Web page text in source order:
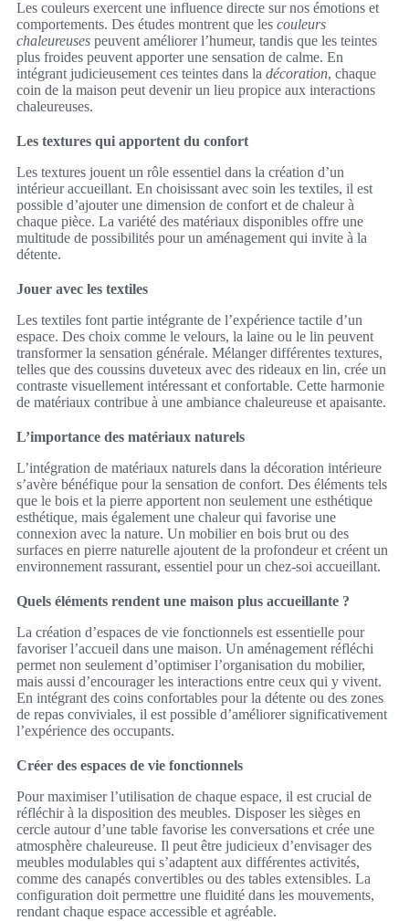
Les couleurs exercent une influence directe sur nos émotions et
comportements. Des études montrent que les couleurs
chaleureuses peuvent améliorer l’humeur, tandis que les teintes
plus froides peuvent apporter une sensation de calme. En
intégrant judicieusement ces teintes dans la décoration, chaque
coin de la maison peut devenir un lieu propice aux interactions
chaleureuses.
Les textures qui apportent du confort
Les textures jouent un rôle essentiel dans la création d’un
intérieur accueillant. En choisissant avec soin les textiles, il est
possible d’ajouter une dimension de confort et de chaleur à
chaque pièce. La variété des matériaux disponibles offre une
multitude de possibilités pour un aménagement qui invite à la
détente.
Jouer avec les textiles
Les textiles font partie intégrante de l’expérience tactile d’un
espace. Des choix comme le velours, la laine ou le lin peuvent
transformer la sensation générale. Mélanger différentes textures,
telles que des coussins duveteux avec des rideaux en lin, crée un
contraste visuellement intéressant et confortable. Cette harmonie
de matériaux contribue à une ambiance chaleureuse et apaisante.
L’importance des matériaux naturels
L’intégration de matériaux naturels dans la décoration intérieure
s’avère bénéfique pour la sensation de confort. Des éléments tels
que le bois et la pierre apportent non seulement une esthétique
esthétique, mais également une chaleur qui favorise une
connexion avec la nature. Un mobilier en bois brut ou des
surfaces en pierre naturelle ajoutent de la profondeur et créent un
environnement rassurant, essentiel pour un chez-soi accueillant.
Quels éléments rendent une maison plus accueillante ?
La création d’espaces de vie fonctionnels est essentielle pour
favoriser l’accueil dans une maison. Un aménagement réfléchi
permet non seulement d’optimiser l’organisation du mobilier,
mais aussi d’encourager les interactions entre ceux qui y vivent.
En intégrant des coins confortables pour la détente ou des zones
de repas conviviales, il est possible d’améliorer significativement
l’expérience des occupants.
Créer des espaces de vie fonctionnels
Pour maximiser l’utilisation de chaque espace, il est crucial de
réfléchir à la disposition des meubles. Disposer les sièges en
cercle autour d’une table favorise les conversations et crée une
atmosphère chaleureuse. Il peut être judicieux d’envisager des
meubles modulables qui s’adaptent aux différentes activités,
comme des canapés convertibles ou des tables extensibles. La
configuration doit permettre une fluidité dans les mouvements,
rendant chaque espace accessible et agréable.